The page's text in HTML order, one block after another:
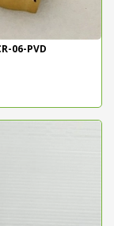
06-PVD